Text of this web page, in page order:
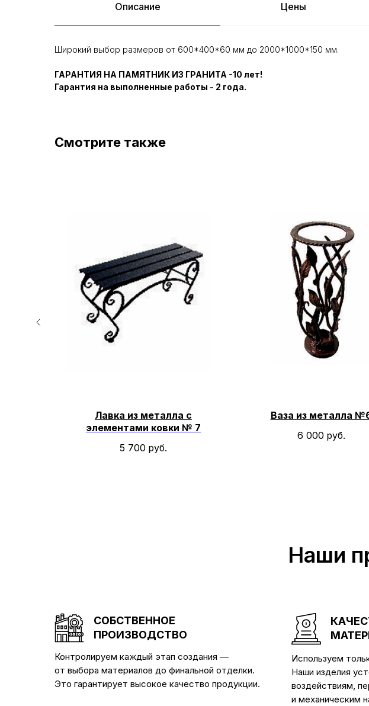
Описание Цены
Широкий выбор размеров от 600*400*60 мм до 2000*1000*150 мм.
ГАРАНТИЯ НА ПАМЯТНИК ИЗ ГРАНИТА -10 лет!
Гарантия на выполненные работы - 2 года.
Смотрите также
Лавка из металла с
элементами ковки № 7
5 700 руб.
Ваза из металла
6 000 руб.
Наши
СОБСТВЕННОЕ
ПРОИЗВОДСТВО
Контролируем каждый этап создания —
от выбора материалов до финальной отделки.
Это гарантирует высокое качество продукции.
Используем
Наши изделия
воздействиям,
и механическим